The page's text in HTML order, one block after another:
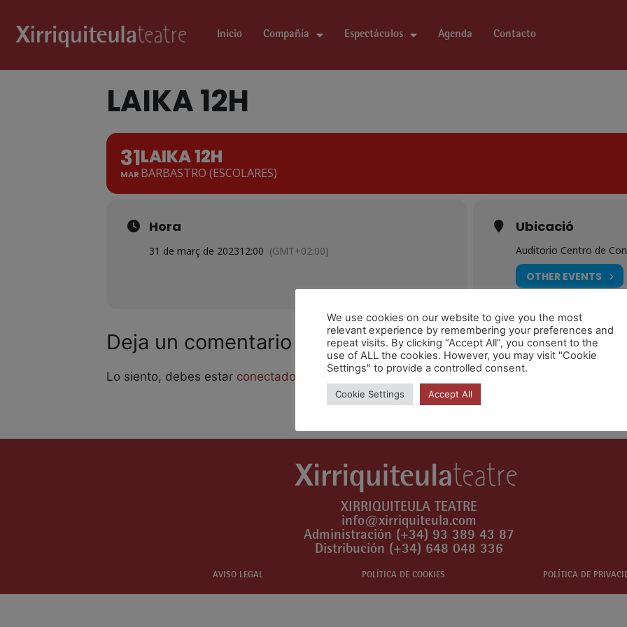
Inicio Compañía Espectáculos Agenda Contacto
LAIKA 12H
31
MAR
LAIKA 12H
BARBASTRO (ESCOLARES)
Hora
31 de març de 202312:00 (GMT+02:00)
Ubicació
Auditorio Centro de
OTHER EVENTS
Deja un comentario
Lo siento, debes estar conectado para publicar un comentario.
XIRRIQUITEULA TEATRE
info@xirriquiteula.com
Administración (+34) 93 389 43 87
Distribución (+34) 648 048 336
AVISO LEGAL POLÍTICA DE COOKIES POLÍTICA DE
We use cookies on our website to give you the most
relevant experience by remembering your preferences and
repeat visits. By clicking “Accept All”, you consent to the
use of ALL the cookies. However, you may visit "Cookie
Settings" to provide a controlled consent.
Cookie Settings Accept All